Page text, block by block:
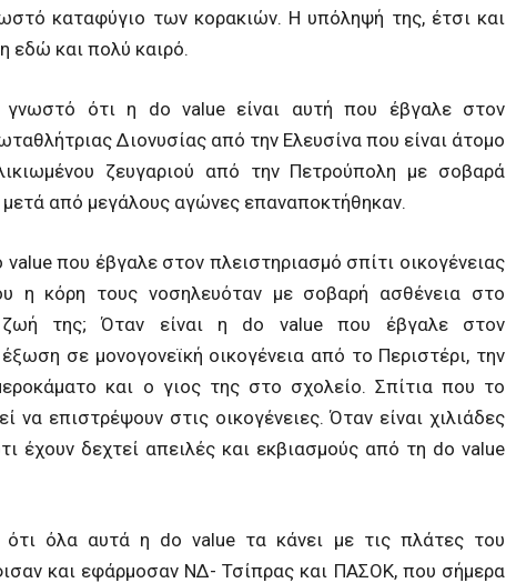
καταφύγιο των κορακιών. Η υπόληψή της, έτσι και
εδώ και πολύ καιρό.
γνωστό ότι η do value είναι αυτή που έβγαλε στον
Διονυσίας από την Ελευσίνα που είναι άτομο
ζευγαριού από την Πετρούπολη με σοβαρά
από μεγάλους αγώνες επαναποκτήθηκαν.
value που έβγαλε στον πλειστηριασμό σπίτι οικογένειας
η κόρη τους νοσηλευόταν με σοβαρή ασθένεια στο
ζωή της; Όταν είναι η do value που έβγαλε στον
σε μονογονεϊκή οικογένεια από το Περιστέρι, την
και ο γιος της στο σχολείο. Σπίτια που το
να επιστρέψουν στις οικογένειες. Όταν είναι χιλιάδες
έχουν δεχτεί απειλές και εκβιασμούς από τη do value
όλα αυτά η do value τα κάνει με τις πλάτες του
και εφάρμοσαν ΝΔ- Τσίπρας και ΠΑΣΟΚ, που σήμερα